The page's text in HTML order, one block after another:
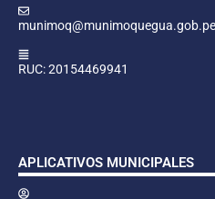
munimoq@munimoquegua.gob.pe
RUC: 20154469941
APLICATIVOS MUNICIPALES